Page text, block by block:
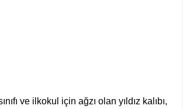
ve ilkokul için ağzı olan yıldız kalıbı,